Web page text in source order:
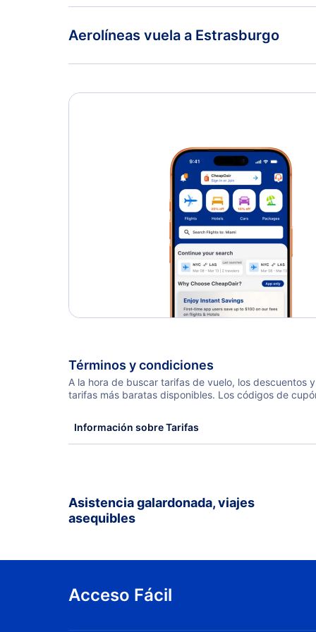
Aerolíneas vuela a Estrasburgo
Términos y condiciones
A la hora de buscar tarifas de vuelo, los descuentos
tarifas más baratas disponibles. Los códigos de
Información sobre Tarifas
Asistencia galardonada, viajes
asequibles
Acceso Fácil